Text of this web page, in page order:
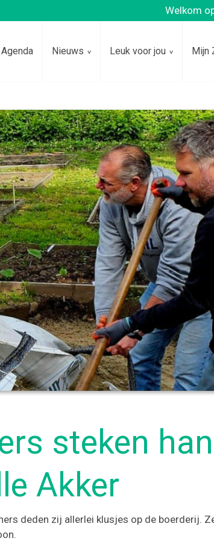
Welkom
Agenda Nieuws Leuk voor jou Mijn
steken
Akker
deden zij allerlei klusjes op de boerderij.